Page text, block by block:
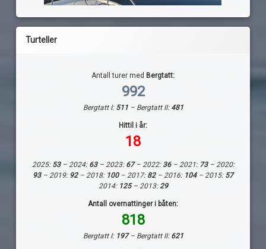
Turteller
Antall turer med Bergtatt:
992
Bergtatt I: 511 – Bergtatt II:481
Hittil i år:
18
2025: 53– 2024:63– 2023: 67– 2022: 36– 2021: 73– 2020:
93– 2019: 92– 2018: 100 – 2017: 82– 2016: 104– 2015: 57
2014: 125– 2013:29
Antall overnattinger i båten:
818
Bergtatt I: 197– Bergtatt II: 621